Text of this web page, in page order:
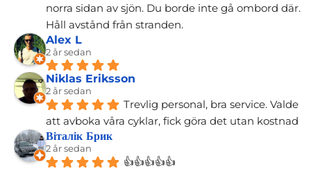
norra sidan av sjön. Du borde inte gå ombord där.
Håll avstånd från stranden.
Alex L
2 år sedan
Niklas Eriksson
2 år sedan
Trevlig personal, bra service. Valde
att avboka våra cyklar, fick göra det utan kostnad
Віталік Брик
2 år sedan
👍👍👍👍👍